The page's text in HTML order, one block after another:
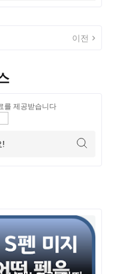
이전
를 제공받습니다